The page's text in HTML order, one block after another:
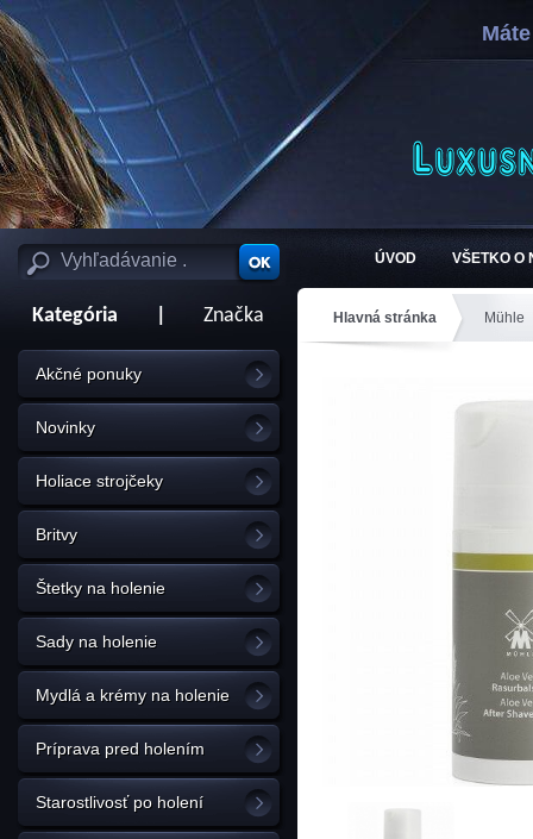
ÚVOD VŠETKO O
Kategória Značka
Akčné ponuky
Novinky
Holiace strojčeky
Britvy
Štetky na holenie
Sady na holenie
Mydlá a krémy na holenie
Príprava pred holením
Starostlivosť po holení
Hlavná stránka Mühle